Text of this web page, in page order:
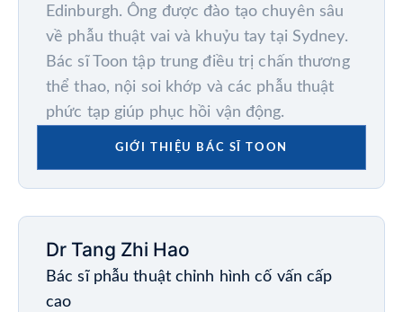
Edinburgh. Ông được đào tạo chuyên sâu
về phẫu thuật vai và khuỷu tay tại Sydney.
Bác sĩ Toon tập trung điều trị chấn thương
thể thao, nội soi khớp và các phẫu thuật
phức tạp giúp phục hồi vận động.
GIỚI THIỆU BÁC SĨ TOON
Dr Tang Zhi Hao
Bác sĩ phẫu thuật chỉnh hình cố vấn cấp
cao